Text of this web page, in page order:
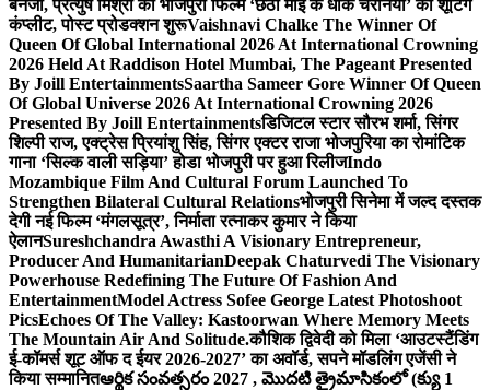
बनर्जी, प्रत्युष मिश्रा की भोजपुरी फिल्म ‘छठी माई के धोके चरनिया’ की शूटिंग
कंप्लीट, पोस्ट प्रोडक्शन शुरूVaishnavi Chalke The Winner Of
Queen Of Global International 2026 At International Crowning
2026 Held At Raddison Hotel Mumbai, The Pageant Presented
By Joill EntertainmentsSaartha Sameer Gore Winner Of Queen
Of Global Universe 2026 At International Crowning 2026
Presented By Joill Entertainmentsडिजिटल स्टार सौरभ शर्मा, सिंगर
शिल्पी राज, एक्ट्रेस प्रियांशु सिंह, सिंगर एक्टर राजा भोजपुरिया का रोमांटिक
गाना ‘सिल्क वाली सड़िया’ होडा भोजपुरी पर हुआ रिलीजIndo
Mozambique Film And Cultural Forum Launched To
Strengthen Bilateral Cultural Relationsभोजपुरी सिनेमा में जल्द दस्तक
देगी नई फिल्म ‘मंगलसूत्र’, निर्माता रत्नाकर कुमार ने किया
ऐलानSureshchandra Awasthi A Visionary Entrepreneur,
Producer And HumanitarianDeepak Chaturvedi The Visionary
Powerhouse Redefining The Future Of Fashion And
EntertainmentModel Actress Sofee George Latest Photoshoot
PicsEchoes Of The Valley: Kastoorwan Where Memory Meets
The Mountain Air And Solitude.कौशिक द्विवेदी को मिला ‘आउटस्टैंडिंग
ई-कॉमर्स शूट ऑफ द ईयर 2026-2027’ का अवॉर्ड, सपने मॉडलिंग एजेंसी ने
किया सम्मानितఆర్థిక సంవత్సరం 2027 , మొదటి త్రైమాసికంలో (క్యు 1